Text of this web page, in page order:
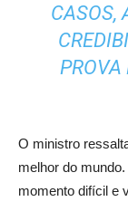
CASOS,
PROVA
O ministro
melhor do
momento difícil e